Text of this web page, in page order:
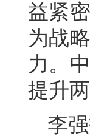
益紧
为战
力。
提升
李